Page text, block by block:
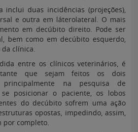
inclui duas incidências (projeções),
e outra em láterolateral. O mais
em decúbito direito. Pode ser
bem como em decúbito esquerdo,
clínica.
entre os clínicos veterinários, é
que sejam feitos os dois
principalmente na pesquisa de
posicionar o paciente, os lobos
do decúbito sofrem uma ação
opostas, impedindo, assim,
por completo.